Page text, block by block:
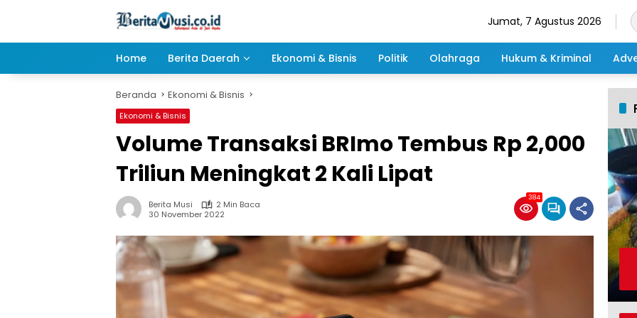
Jumat, 7 Agustus 2026
Home Berita Daerah Ekonomi & Bisnis Politik Olahraga Hukum & Kriminal
Beranda Ekonomi & Bisnis
Ekonomi & Bisnis
Volume Transaksi BRImo Tembus Rp 2,000
Triliun Meningkat 2 Kali Lipat
Berita Musi
2 Min Baca
30 November 2022
384